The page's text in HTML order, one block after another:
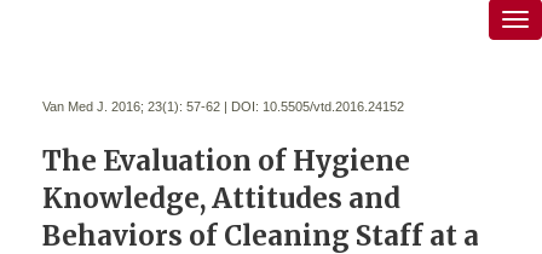
Van Med J. 2016; 23(1): 57-62 | DOI: 10.5505/vtd.2016.24152
The Evaluation of Hygiene
Knowledge, Attitudes and
Behaviors of Cleaning Staff at a